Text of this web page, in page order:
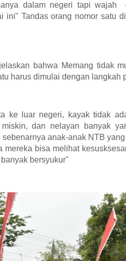
dalam negeri tapi wajah
ini" Tandas orang nomor satu
bahwa Memang tidak
harus dimulai dengan langkah
ke luar negeri, kayak tidak
dan nelayan banyak
anak-anak NTB
mereka bisa melihat
bersyukur"